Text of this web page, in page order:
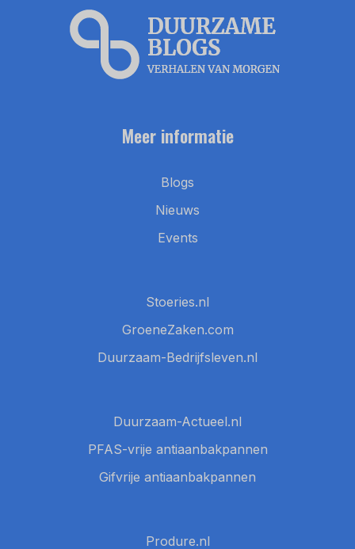
Meer informatie
Blogs
Nieuws
Events
Stoeries.nl
GroeneZaken.com
Duurzaam-Bedrijfsleven.nl
Duurzaam-Actueel.nl
PFAS-vrije antiaanbakpannen
Gifvrije antiaanbakpannen
Produre.nl